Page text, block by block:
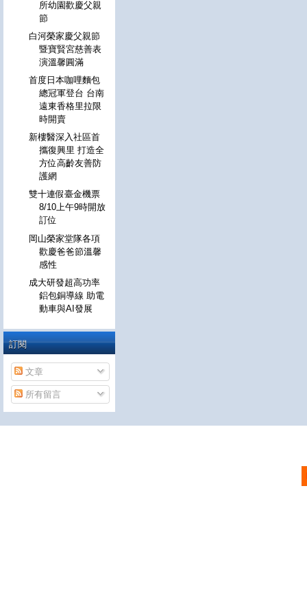
所幼園歡慶父親
節
白河榮家慶父親節
暨寶賢宮慈善表
演溫馨圓滿
首度日本咖哩麵包
總冠軍登台 台南
遠東香格里拉限
時開賣
新樓醫深入社區首
攜復興里 打造全
方位高齡友善防
護網
雙十連假臺金機票
8/10上午9時開放
訂位
岡山榮家堂隊各項
歡慶爸爸節溫馨
感性
成大研發超高功率
鋁包銅導線 助電
動車與AI發展
訂閱
文章
所有留言